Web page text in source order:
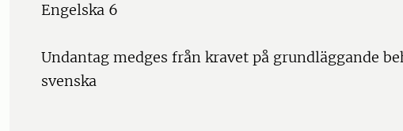
Engelska 6
Undantag medges från kravet på grundläggande
svenska